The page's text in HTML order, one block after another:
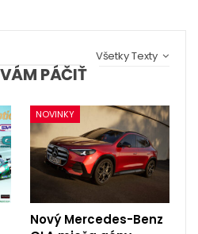
Všetky Texty
PÁČIŤ
NOVINKY
Nový Mercedes-Benz